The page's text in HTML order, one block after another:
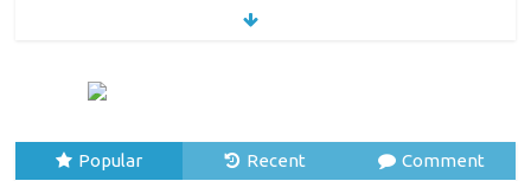
28/07/2026 No Comment
Popular Recent Comment